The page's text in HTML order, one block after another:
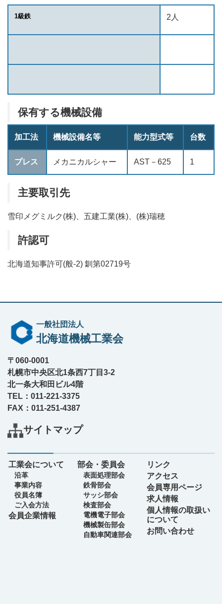
1級鉄 2人
保有する機械設備
加工法 機械設備名等 能力型式等 台数
プレス メカニカルシャー AST－625 1
主要取引先
雪印メグミルク(株)、五建工業(株)、(株)瑞穂
許認可
北海道知事許可(般-2) 釧第02719号
一般社団法人
北海道機械工業会
〒060-0001
札幌市中央区北1条西7丁目3-2
北一条大和田ビル4階
TEL：011-221-3375
FAX：011-251-4387
サイトマップ
工業会について
沿革
事業内容
役員名簿
ご入会方法
会員企業情報
部会・委員会
表面処理部会
鉄骨部会
サッシ部会
検査部会
電機電子部会
機械製缶部会
自動車関連部会
リンク
アクセス
会員専用ページ
求人情報
個人情報の取扱い
について
お問い合わせ